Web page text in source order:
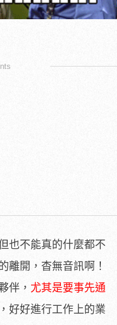
也不能真的什麼都不
離開，杳無音訊啊！
伴， 尤其是要事先通
，好好進行工作上的業